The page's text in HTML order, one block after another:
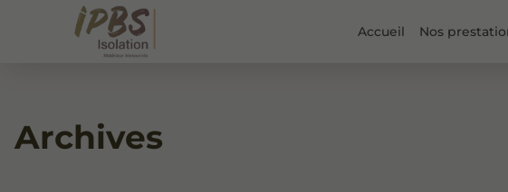
Accueil Nos
Archives